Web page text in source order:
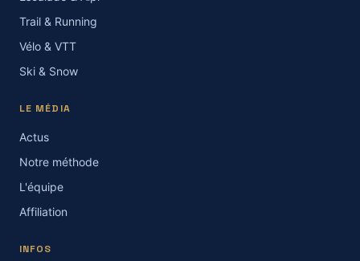
Trail & Running
Vélo & VTT
Ski & Snow
LE MÉDIA
Actus
Notre méthode
L'équipe
Affiliation
INFOS